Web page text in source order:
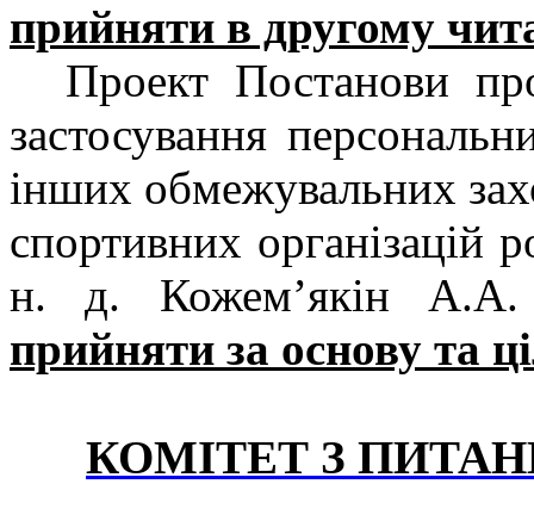
прийняти в другому
Проект Постанови
застосування
інших обмежувальних
спортивних організацій
н. д. Кожем’якін
прийняти за основу та
КОМІТЕТ З